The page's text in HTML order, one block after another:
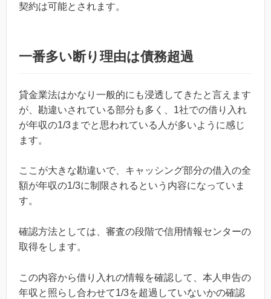
契約は可能とされます。
一番多い断り理由は債務超過
貸金業法はかなり一般的にも浸透してきたと言えます
が、勘違いされている部分も多く、1社での借り入れ
が年収の1/3までと思われている人が多いように感じ
ます。
ここが大きな勘違いで、キャッシング部分の借入の全
額が年収の1/3に制限されるという内容になっていま
す。
確認方法としては、審査の段階で信用情報センターの
取得をします。
この内容から借り入れの情報を確認して、本人申告の
年収と照らし合わせて1/3を超過していないかの確認